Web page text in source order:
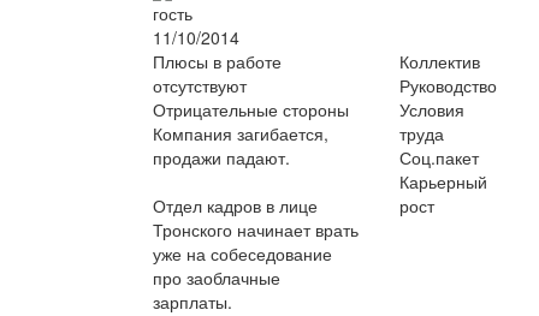
гость
11/10/2014
Плюсы в работе
отсутствуют
Отрицательные стороны
Компания загибается,
продажи падают.
Отдел кадров в лице
Тронского начинает врать
уже на собеседование
про заоблачные
зарплаты.
Коллектив
Руководство
Условия
труда
Соц.пакет
Карьерный
рост